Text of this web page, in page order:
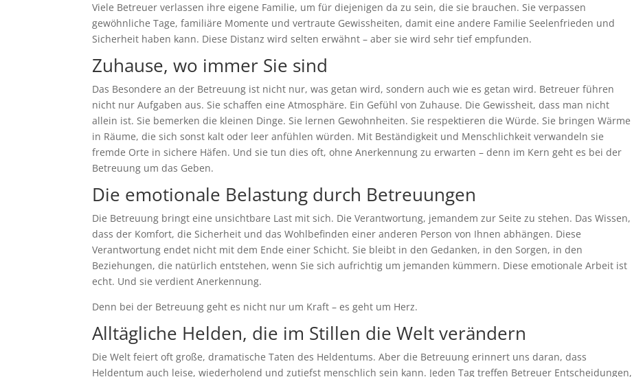
Viele Betreuer verlassen ihre eigene Familie, um für diejenigen da zu sein, die sie brauchen. Sie verpassen
gewöhnliche Tage, familiäre Momente und vertraute Gewissheiten, damit eine andere Familie Seelenfrieden und
Sicherheit haben kann. Diese Distanz wird selten erwähnt – aber sie wird sehr tief empfunden.
Zuhause, wo immer Sie sind
Das Besondere an der Betreuung ist nicht nur, was getan wird, sondern auch wie es getan wird. Betreuer führen
nicht nur Aufgaben aus. Sie schaffen eine Atmosphäre. Ein Gefühl von Zuhause. Die Gewissheit, dass man nicht
allein ist. Sie bemerken die kleinen Dinge. Sie lernen Gewohnheiten. Sie respektieren die Würde. Sie bringen Wärme
in Räume, die sich sonst kalt oder leer anfühlen würden. Mit Beständigkeit und Menschlichkeit verwandeln sie
fremde Orte in sichere Häfen. Und sie tun dies oft, ohne Anerkennung zu erwarten – denn im Kern geht es bei der
Betreuung um das Geben.
Die emotionale Belastung durch Betreuungen
Die Betreuung bringt eine unsichtbare Last mit sich. Die Verantwortung, jemandem zur Seite zu stehen. Das Wissen,
dass der Komfort, die Sicherheit und das Wohlbefinden einer anderen Person von Ihnen abhängen. Diese
Verantwortung endet nicht mit dem Ende einer Schicht. Sie bleibt in den Gedanken, in den Sorgen, in den
Beziehungen, die natürlich entstehen, wenn Sie sich aufrichtig um jemanden kümmern. Diese emotionale Arbeit ist
echt. Und sie verdient Anerkennung.
Denn bei der Betreuung geht es nicht nur um Kraft – es geht um Herz.
Alltägliche Helden, die im Stillen die Welt verändern
Die Welt feiert oft große, dramatische Taten des Heldentums. Aber die Betreuung erinnert uns daran, dass
Heldentum auch leise, wiederholend und zutiefst menschlich sein kann. Jeden Tag treffen Betreuer Entscheidungen,